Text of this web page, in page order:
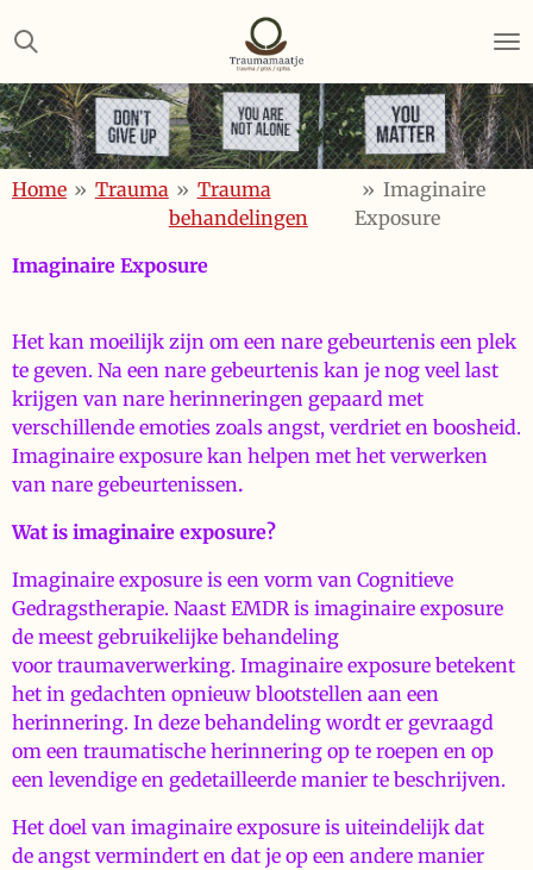
direct
naar
de
hoofdinhoud
Home » Trauma » Trauma
behandelingen
» Imaginaire
Exposure
Imaginaire Exposure
Het kan moeilijk zijn om een nare gebeurtenis een plek
te geven. Na een nare gebeurtenis kan je nog veel last
krijgen van nare herinneringen gepaard met
verschillende emoties zoals angst, verdriet en boosheid.
Imaginaire exposure kan helpen met het verwerken
van nare gebeurtenissen.
Wat is imaginaire exposure?
Imaginaire exposure is een vorm van Cognitieve
Gedragstherapie. Naast EMDR is imaginaire exposure
de meest gebruikelijke behandeling
voor traumaverwerking. Imaginaire exposure betekent
het in gedachten opnieuw blootstellen aan een
herinnering. In deze behandeling wordt er gevraagd
om een traumatische herinnering op te roepen en op
een levendige en gedetailleerde manier te beschrijven.
Het doel van imaginaire exposure is uiteindelijk dat
de angst vermindert en dat je op een andere manier